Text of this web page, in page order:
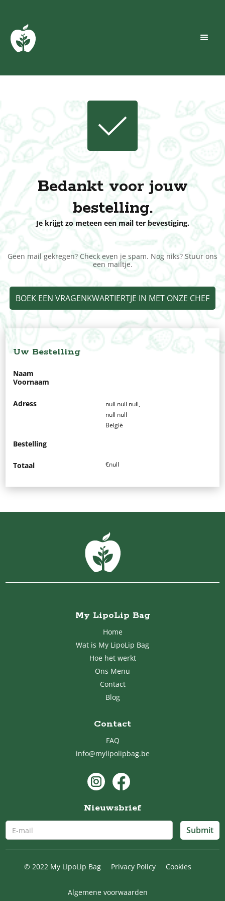
Bedankt voor jouw
bestelling.
Je krijgt zo meteen een mail ter bevestiging.
Geen mail gekregen? Check even je spam. Nog niks? Stuur ons
een mailtje.
BOEK EEN VRAGENKWARTIERTJE IN MET ONZE CHEF
Uw Bestelling
Naam
Voornaam
Adress
null null null,
null null
België
Bestelling
Totaal €null
My LipoLip Bag
Home
Wat is My LipoLip Bag
Hoe het werkt
Ons Menu
Contact
Blog
Contact
FAQ
info@mylipolipbag.be
Nieuwsbrief
© 2022 My LIpoLip Bag Privacy Policy Cookies
Algemene voorwaarden